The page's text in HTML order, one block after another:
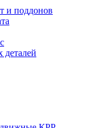
и поддонов
деталей